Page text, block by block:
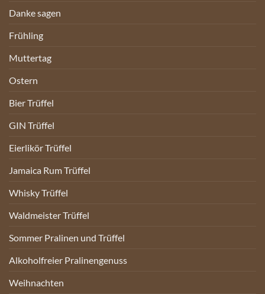
Danke sagen
Frühling
Muttertag
Ostern
Bier Trüffel
GIN Trüffel
Eierlikör Trüffel
Jamaica Rum Trüffel
Whisky Trüffel
Waldmeister Trüffel
Sommer Pralinen und Trüffel
Alkoholfreier Pralinengenuss
Weihnachten